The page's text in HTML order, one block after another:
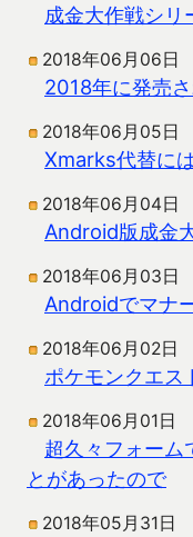
成金大作戦シリ
2018年06月06日
2018年に発売
2018年06月05日
Xmarks代替に
2018年06月04日
Android版成金
2018年06月03日
Androidでマナ
2018年06月02日
ポケモンクエス
2018年06月01日
超久々フォーム
とがあったので
2018年05月31日